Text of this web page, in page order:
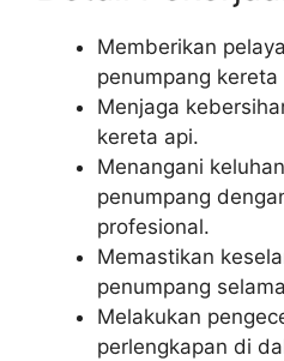
Memberikan
penumpang kereta
Menjaga
kereta api.
Menangani
penumpang
profesional.
Memastikan
penumpang
Melakukan
perlengkapan di